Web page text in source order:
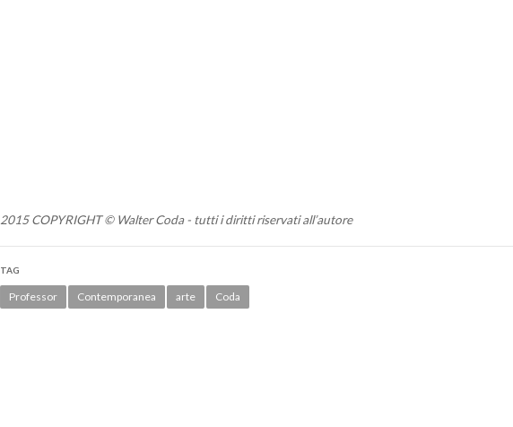
2015 COPYRIGHT © Walter Coda - tutti i diritti riservati all’autore
TAG
Professor Contemporanea arte Coda